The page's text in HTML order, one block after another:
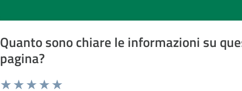
Quanto sono chiare le informazioni su
pagina?
Valuta da 1 a 5 stelle